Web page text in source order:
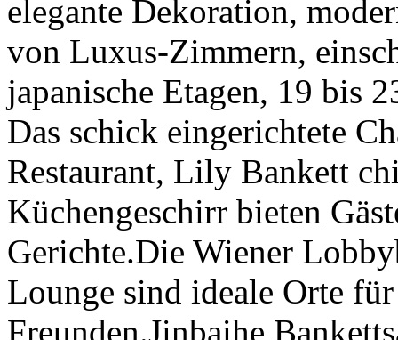
elegante Dekoration,
von Luxus-Zimmern,
japanische Etagen, 19 bis
Das schick eingerichtete
Restaurant, Lily Bankett
Küchengeschirr bieten
Gerichte.Die Wiener
Lounge sind ideale Orte
Freunden.Jinbaihe